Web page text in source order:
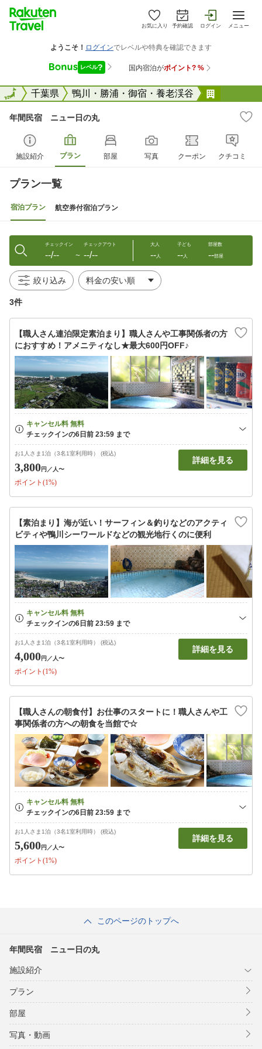
お気に入り 予約確認 ログイン メニュー
全国千葉県 鴨川・勝浦・御宿・養老渓谷
全国
年間民宿 ニュー日の丸
施設紹介 プラン 部屋 写真 クーポン クチコミ
プラン一覧
宿泊プラン 航空券付宿泊プラン
チェックイン
--/-- 〜
チェックアウト
--/--
大人
--人
子ども
--人
部屋数
--部屋
絞り込み
3件
【職人さん連泊限定素泊まり】職人さんや工事関係者の方
におすすめ！アメニティなし★最大600円OFF♪
お1人さま1泊（3名1室利用時） (税込)
3,800円 ／人〜
ポイント(1%)
詳細を見る
【素泊まり】海が近い！サーフィン＆釣りなどのアクティ
ビティや鴨川シーワールドなどの観光地行くのに便利
お1人さま1泊（3名1室利用時） (税込)
4,000円 ／人〜
ポイント(1%)
詳細を見る
【職人さんの朝食付】お仕事のスタートに！職人さんや工
事関係者の方への朝食を当館で☆
お1人さま1泊（3名1室利用時） (税込)
5,600円 ／人〜
ポイント(1%)
詳細を見る
このページのトップへ
年間民宿 ニュー日の丸
施設紹介
プラン
部屋
写真・動画